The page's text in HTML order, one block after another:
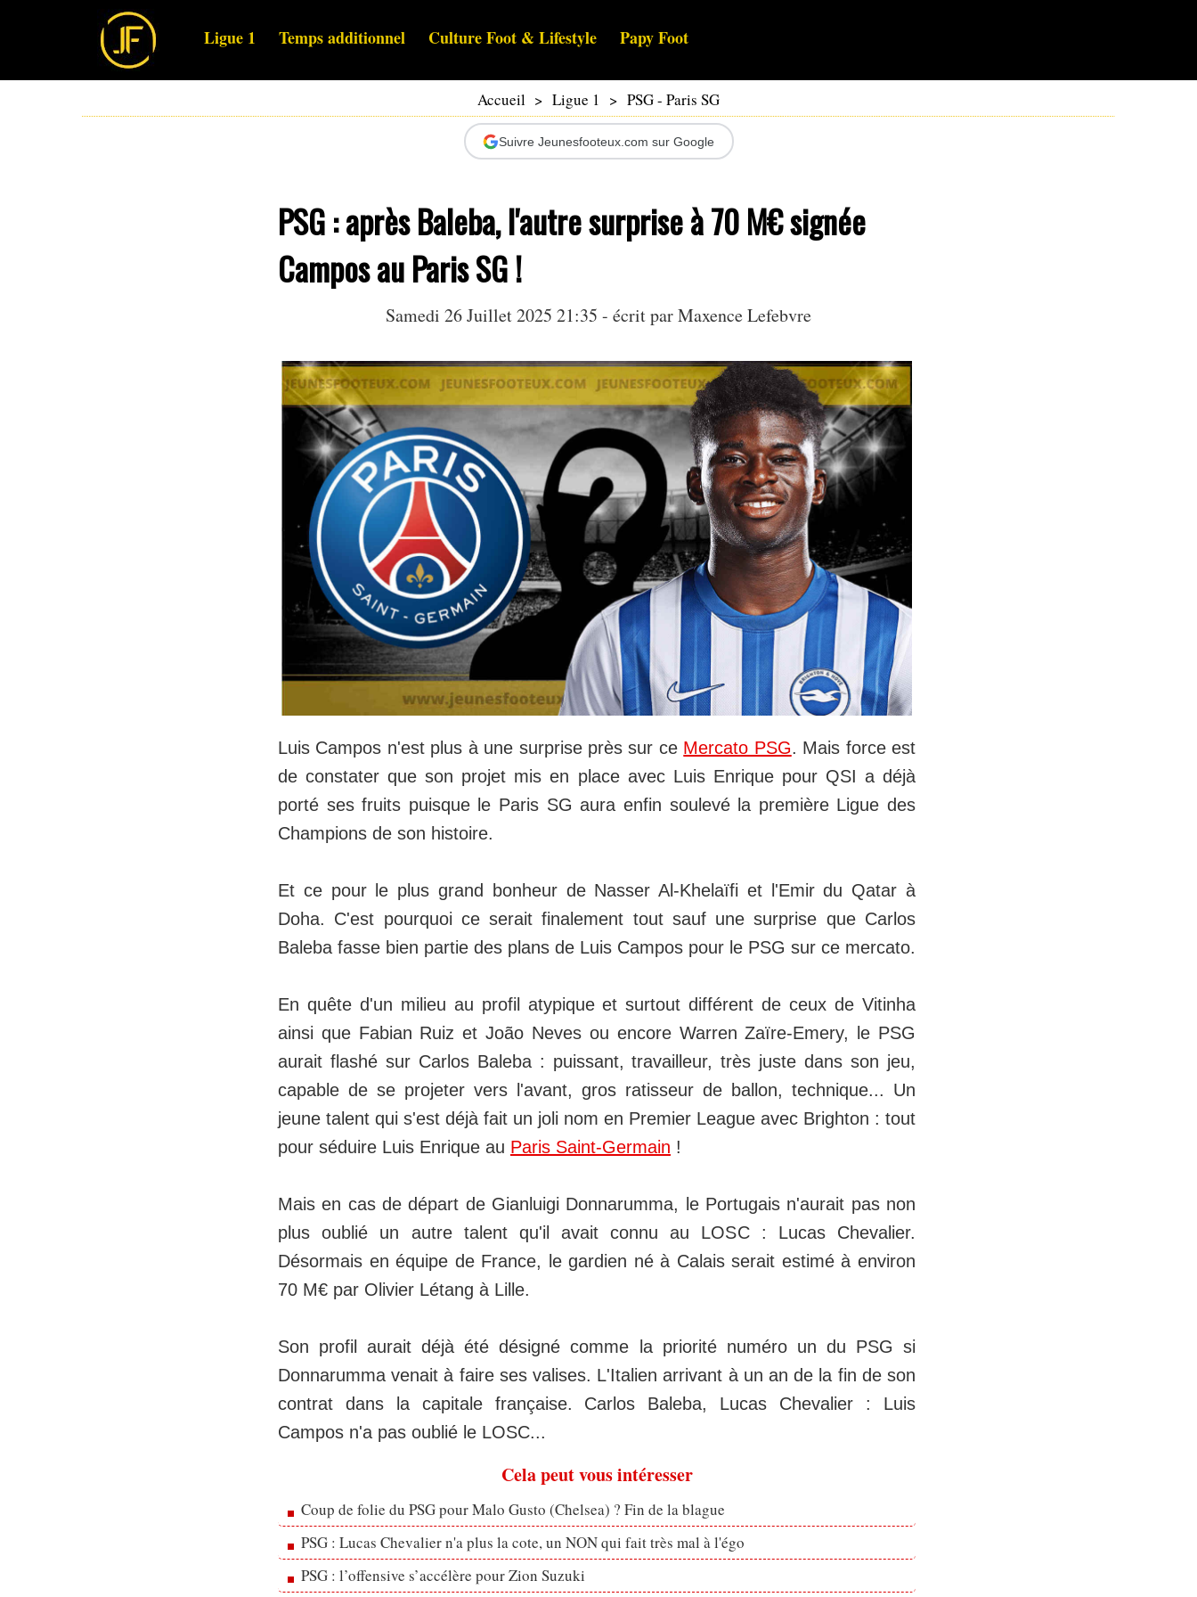
Ligue 1 Temps additionnel Culture Foot & Lifestyle Papy Foot
Accueil > Ligue 1 > PSG - Paris SG
Suivre Jeunesfooteux.com sur Google
PSG : après Baleba, l'autre surprise à 70 M€ signée
Campos au Paris SG !
Samedi 26 Juillet 2025 21:35 - écrit par Maxence Lefebvre
Luis Campos n'est plus à une surprise près sur ce Mercato PSG. Mais force est
de constater que son projet mis en place avec Luis Enrique pour QSI a déjà
porté ses fruits puisque le Paris SG aura enfin soulevé la première Ligue des
Champions de son histoire.
Et ce pour le plus grand bonheur de Nasser Al-Khelaïfi et l'Emir du Qatar à
Doha. C'est pourquoi ce serait finalement tout sauf une surprise que Carlos
Baleba fasse bien partie des plans de Luis Campos pour le PSG sur ce mercato.
En quête d'un milieu au profil atypique et surtout différent de ceux de Vitinha
ainsi que Fabian Ruiz et João Neves ou encore Warren Zaïre-Emery, le PSG
aurait flashé sur Carlos Baleba : puissant, travailleur, très juste dans son jeu,
capable de se projeter vers l'avant, gros ratisseur de ballon, technique... Un
jeune talent qui s'est déjà fait un joli nom en Premier League avec Brighton : tout
pour séduire Luis Enrique au Paris Saint-Germain !
Mais en cas de départ de Gianluigi Donnarumma, le Portugais n'aurait pas non
plus oublié un autre talent qu'il avait connu au LOSC : Lucas Chevalier.
Désormais en équipe de France, le gardien né à Calais serait estimé à environ
70 M€ par Olivier Létang à Lille.
Son profil aurait déjà été désigné comme la priorité numéro un du PSG si
Donnarumma venait à faire ses valises. L'Italien arrivant à un an de la fin de son
contrat dans la capitale française. Carlos Baleba, Lucas Chevalier : Luis
Campos n'a pas oublié le LOSC...
Cela peut vous intéresser
Coup de folie du PSG pour Malo Gusto (Chelsea) ? Fin de la blague
PSG : Lucas Chevalier n'a plus la cote, un NON qui fait très mal à l'égo
PSG : l’offensive s’accélère pour Zion Suzuki